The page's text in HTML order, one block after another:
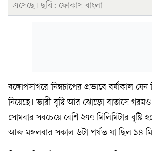
এসেছে। ছবি: ফোকাস বাংলা
বঙ্গোপসাগরে নিম্নচাপের প্রভাবে বর্ষাকাল
নিয়েছে। ভারী বৃষ্টি আর ঝোড়ো বাতাসে
সোমবার সবচেয়ে বেশি ২৭৭ মিলিমিটার বৃষ্টি
আজ মঙ্গলবার সকাল ৬টা পর্যন্ত যা ছিল ১৪